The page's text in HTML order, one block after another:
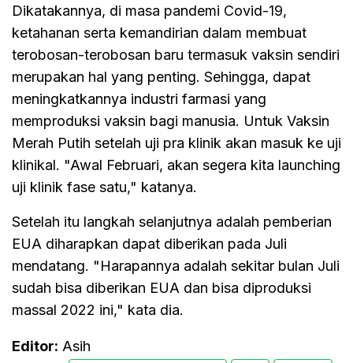
Dikatakannya, di masa pandemi Covid-19,
ketahanan serta kemandirian dalam membuat
terobosan-terobosan baru termasuk vaksin sendiri
merupakan hal yang penting. Sehingga, dapat
meningkatkannya industri farmasi yang
memproduksi vaksin bagi manusia. Untuk Vaksin
Merah Putih setelah uji pra klinik akan masuk ke uji
klinikal. "Awal Februari, akan segera kita launching
uji klinik fase satu," katanya.
Setelah itu langkah selanjutnya adalah pemberian
EUA diharapkan dapat diberikan pada Juli
mendatang. "Harapannya adalah sekitar bulan Juli
sudah bisa diberikan EUA dan bisa diproduksi
massal 2022 ini," kata dia.
Editor: Asih